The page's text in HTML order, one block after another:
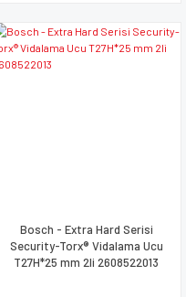
Bosch - Extra Hard Serisi
Security-Torx® Vidalama Ucu
T27H*25 mm 2li 2608522013